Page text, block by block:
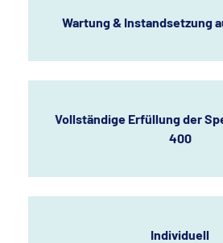
Wartung & Instandsetzung
Vollständige Erfüllung der
400
Individuell